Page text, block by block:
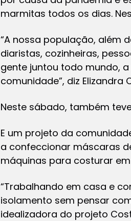
marmitas todos os dias.
“A nossa população, além
diaristas, cozinheiras,
gente juntou todo mundo,
comunidade”, diz
Neste sábado, também
E um projeto da
a confeccionar máscaras
máquinas para costurar
“Trabalhando em casa e
isolamento sem pensar
idealizadora do projeto